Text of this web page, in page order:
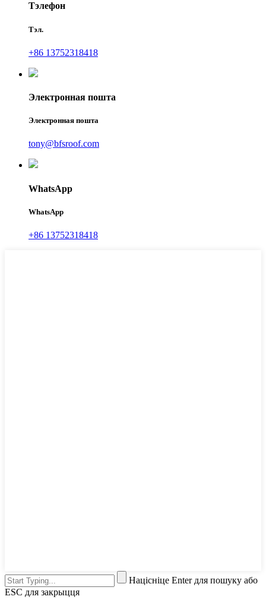
Тэлефон
Тэл.
+86 13752318418
Электронная пошта
Электронная пошта
tony@bfsroof.com
WhatsApp
WhatsApp
+86 13752318418
Націсніце Enter для пошуку або
ESC для закрыцця